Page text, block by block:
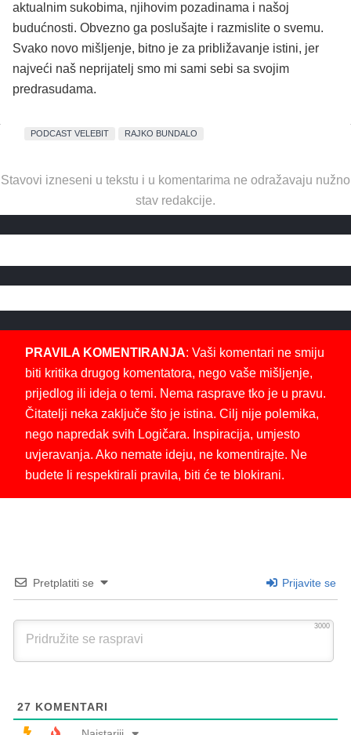
aktualnim sukobima, njihovim pozadinama i našoj
budućnosti. Obvezno ga poslušajte i razmislite o svemu.
Svako novo mišljenje, bitno je za približavanje istini, jer
najveći naš neprijatelj smo mi sami sebi sa svojim
predrasudama.
PODCAST VELEBIT RAJKO BUNDALO
Stavovi izneseni u tekstu i u komentarima ne odražavaju nužno
stav redakcije.
PRAVILA KOMENTIRANJA: Vaši komentari ne smiju
biti kritika drugog komentatora, nego vaše mišljenje,
prijedlog ili ideja o temi. Nema rasprave tko je u pravu.
Čitatelji neka zaključe što je istina. Cilj nije polemika,
nego napredak svih Logičara. Inspiracija, umjesto
uvjeravanja. Ako nemate ideju, ne komentirajte. Ne
budete li respektirali pravila, biti će te blokirani.
Pretplatiti se Prijavite se
3000
27 KOMENTARI